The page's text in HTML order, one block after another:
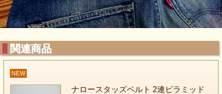
関連商品
NEW
ナロースタッズベルト 2連ピラミッド